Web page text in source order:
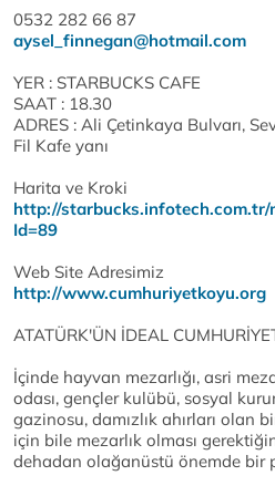
0532 282 66 87
aysel_finnegan@hotmail.com
YER : STARBUCKS CAFE
SAAT : 18.30
ADRES : Ali Çetinkaya Bulvarı,
Fil Kafe yanı
Harita ve Kroki
http://
Id=89
Web Site Adresimiz
http://www.cumhuriyetkoyu.org
ATATÜRK'ÜN İDEAL
İçinde hayvan mezarlığı, asri
odası, gençler kulübü, sosyal
gazinosu, damızlık ahırları olan
için bile mezarlık olması
dehadan olağanüstü önemde bir